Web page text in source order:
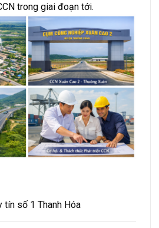
trong giai đoạn tới.
số 1 Thanh Hóa